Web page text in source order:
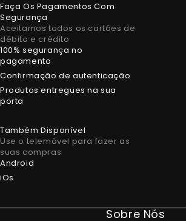
Faça Os Pagamentos Com
Segurança
Aceitamos todos os cartões de
débito e crédito
100% segurança no
pagamento
Confirmação de autenticação
Produtos entregues na sua
porta
Também Disponível
Use o telemóvel para fazer as
suas compras
Android
iOs
Sobre Nós